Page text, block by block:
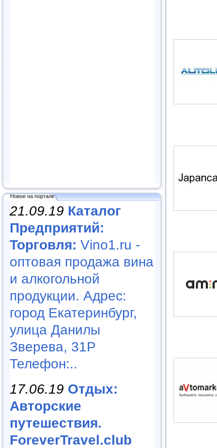
Новое на портале
21.09.19 Каталог
Предприятий:
Торговля: Vino1.ru -
оптовая продажа вина
и алкогольной
продукции. Адрес:
город Екатеринбург,
улица Данилы
Зверева, 31Р
Телефон:..
17.06.19 Отдых:
Авторские
путешествия.
ForeverTravel.club